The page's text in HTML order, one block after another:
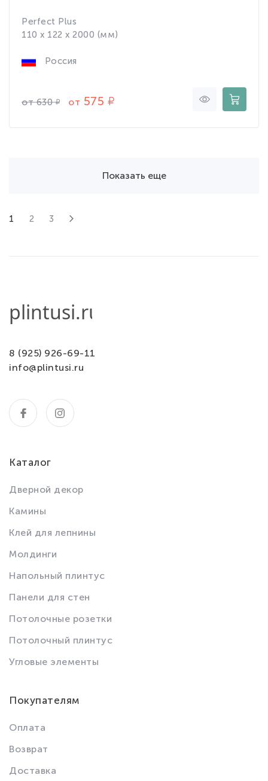
Perfect Plus
110 x 122 x 2000 (мм)
Россия
от630 от 575
Показать еще
1 2 3
8 (925) 926-69-11
info@plintusi.ru
Каталог
Дверной декор
Камины
Клей для лепнины
Молдинги
Напольный плинтус
Панели для стен
Потолочные розетки
Потолочный плинтус
Угловые элементы
Покупателям
Оплата
Возврат
Доставка